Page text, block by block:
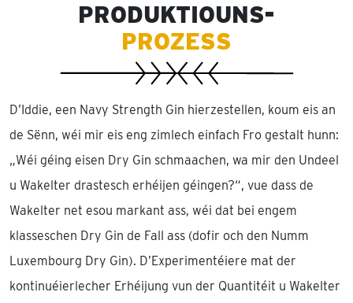
PRODUKTIOUNS-
PROZESS
D’Iddie, een Navy Strength Gin hierzestellen, koum eis an
de Sënn, wéi mir eis eng zimlech einfach Fro gestalt hunn:
„Wéi géing eisen Dry Gin schmaachen, wa mir den Undeel
u Wakelter drastesch erhéijen géingen?“, vue dass de
Wakelter net esou markant ass, wéi dat bei engem
klasseschen Dry Gin de Fall ass (dofir och den Numm
Luxembourg Dry Gin). D’Experimentéiere mat der
kontinuéierlecher Erhéijung vun der Quantitéit u Wakelter